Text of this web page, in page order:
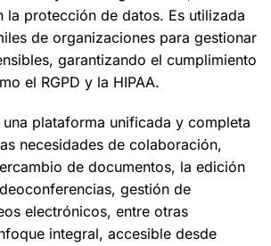
la protección de datos. Es utilizada
de organizaciones para gestionar
garantizando el cumplimiento
el RGPD y la HIPAA.
plataforma unificada y completa
necesidades de colaboración,
de documentos, la edición
gestión de
electrónicos, entre otras
integral, accesible desde